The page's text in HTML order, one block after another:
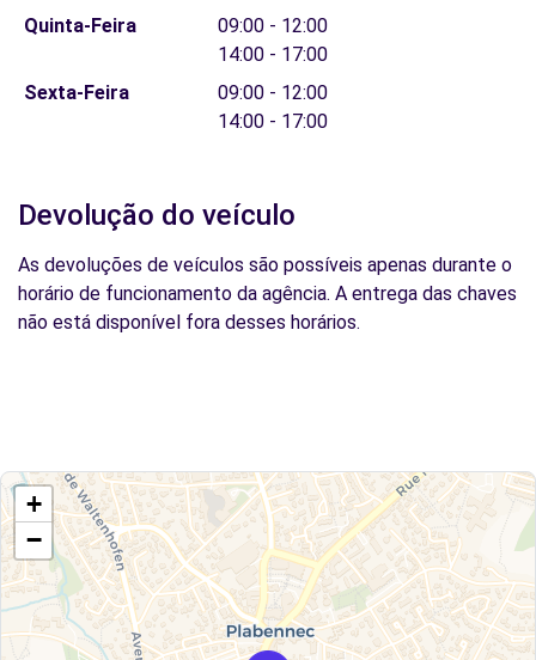
Quinta-Feira
09:00 - 12:00
14:00 - 17:00
Sexta-Feira
09:00 - 12:00
14:00 - 17:00
Devolução do veículo
As devoluções de veículos são possíveis apenas durante o
horário de funcionamento da agência. A entrega das chaves
não está disponível fora desses horários.
+
−